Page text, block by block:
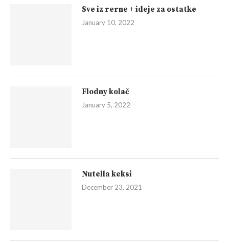
Sve iz rerne + ideje za ostatke
January 10, 2022
Flodny kolač
January 5, 2022
Nutella keksi
December 23, 2021